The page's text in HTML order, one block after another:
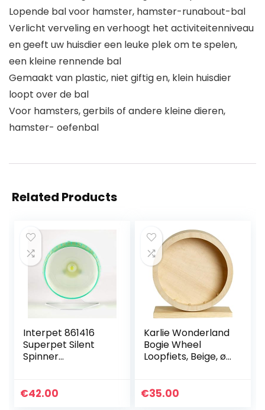
Lopende bal voor hamster, hamster-runabout-bal
Verlicht verveling en verhoogt het activiteitenniveau
en geeft uw huisdier een leuke plek om te spelen,
een kleine rennende bal
Gemaakt van plastic, niet giftig en, klein huisdier
loopt over de bal
Voor hamsters, gerbils of andere kleine dieren,
hamster- oefenbal
Related Products
Interpet 861416
Superpet Silent
Spinner
cm, diverse
€42.00
Karlie Wonderland
Bogie Wheel
Loopfiets, Beige, ø
€35.00